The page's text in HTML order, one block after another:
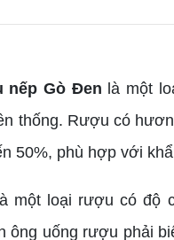
nếp Gò Đen là một
thống. Rượu có
50%, phù hợp với
loại rượu có độ
ông uống rượu phải